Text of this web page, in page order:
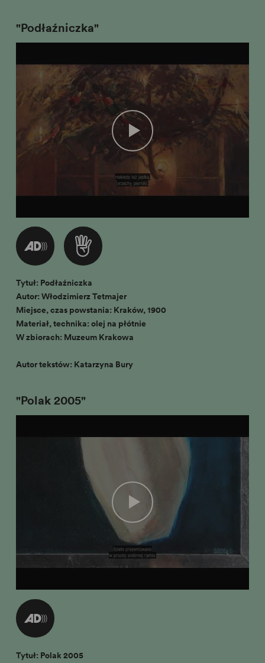
"Podłaźniczka"
Tytuł: Podłaźniczka
Autor: Włodzimierz Tetmajer
Miejsce, czas powstania: Kraków, 1900
Materiał, technika: olej na płótnie
W zbiorach: Muzeum Krakowa
Autor tekstów: Katarzyna Bury
"Polak 2005"
Tytuł: Polak 2005